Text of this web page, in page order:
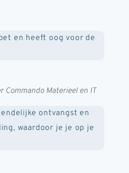
en heeft oog voor de
Commando Materieel en IT
ontvangst en
waardoor je je op je